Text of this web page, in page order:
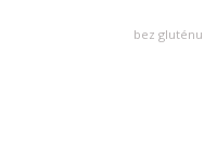
bez gluténu